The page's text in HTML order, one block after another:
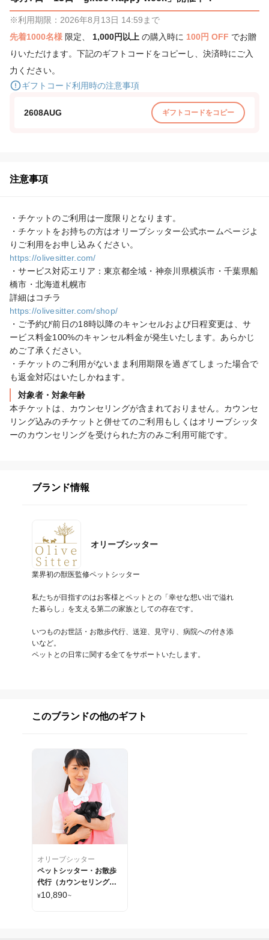
※利用期限：2026年8月13日 14:59まで
先着1000名様 限定、 1,000円以上 の購入時に 100円 OFF でお贈
りいただけます。下記のギフトコードをコピーし、決済時にご入
力ください。
ギフトコード利用時の注意事項
2608AUG ギフトコードをコピー
注意事項
・チケットのご利用は一度限りとなります。
・チケットをお持ちの方はオリーブシッター公式ホームページよ
https://olivesitter.com/
・サービス対応エリア：東京都全域・神奈川県横浜市・千葉県船
橋市・北海道札幌市
https://olivesitter.com/shop/
・ご予約び前日の18時以降のキャンセルおよび日程変更は、サ
ービス料金100%のキャンセル料金が発生いたします。あらかじ
めご了承ください。
・チケットのご利用がないまま利用期限を過ぎてしまった場合で
対象者・対象年齢
本チケットは、カウンセリングが含まれておりません。カウンセ
リング込みのチケットと併せてのご利用もしくはオリーブシッタ
ーのカウンセリングを受けられた方のみご利用可能です。
ブランド情報
オリーブシッター
業界初の獣医監修ペットシッター
私たちが目指すのはお客様とペットとの「幸せな想い出で溢れ
た暮らし」を支える第二の家族としての存在です。
いつものお世話・お散歩代行、送迎、見守り、病院への付き添
いなど。
ペットとの日常に関する全てをサポートいたします。
このブランドの他のギフト
オリーブシッター
ペットシッター・お散歩
代行（カウンセリング込
み）
¥10,890~